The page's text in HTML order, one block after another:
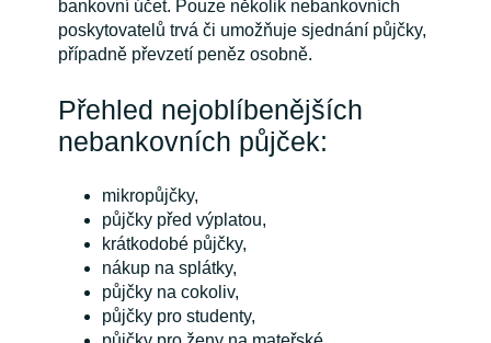
bankovní účet. Pouze několik nebankovních
poskytovatelů trvá či umožňuje sjednání půjčky,
případně převzetí peněz osobně.
Přehled nejoblíbenějších
nebankovních půjček:
mikropůjčky,
půjčky před výplatou,
krátkodobé půjčky,
nákup na splátky,
půjčky na cokoliv,
půjčky pro studenty,